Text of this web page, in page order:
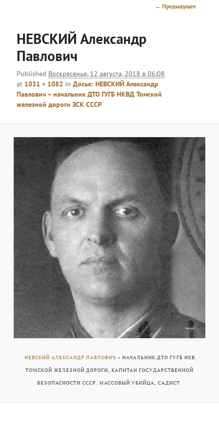
Навигация
← Предыдущее
НЕВСКИЙ Александр
Павлович
Published Воскресенье, 12 августа, 2018 в 06:08
at 1031 × 1082 inДосье: НЕВСКИЙ Александр
Павлович – начальник ДТО ГУГБ НКВД Томской
железной дороги ЗСК СССР
НЕВСКИЙ АЛЕКСАНДР ПАВЛОВИЧ – НАЧАЛЬНИК ДТО ГУГБ НКВ
ТОМСКОЙ ЖЕЛЕЗНОЙ ДОРОГИ, КАПИТАН ГОСУДАРСТВЕННОЙ
БЕЗОПАСНОСТИ СССР. МАССОВЫЙ УБИЙЦА, САДИСТ.